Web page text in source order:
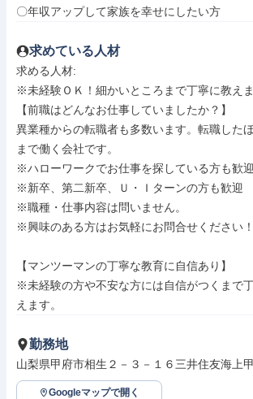
〇年収アップして家族を幸せにしたい方
求めている人材
求める人材:
※未経験ＯＫ！細かいところまで丁寧に教えま
【前職はどんなお仕事していましたか？】
異業種からの転職者も多数います。転職した
まで働く会社です。
※ハローワークでお仕事を探している方も歓迎
※新卒、第二新卒、Ｕ・Ｉターンの方も歓迎
※職種・仕事内容は問いません。
※興味のある方はお気軽にお問合せください！
【マンツーマンの丁寧な教育に自信あり】
※未経験の方や不安な方には自信がつくまで
えます。
勤務地
山梨県甲府市相生２－３－１６三井住友海上
Googleマップで開く